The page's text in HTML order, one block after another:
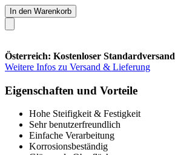
In den Warenkorb
Österreich: Kostenloser Standardversand
Weitere Infos zu Versand & Lieferung
Eigenschaften und Vorteile
Hohe Steifigkeit & Festigkeit
Sehr benutzerfreundlich
Einfache Verarbeitung
Korrosionsbeständig